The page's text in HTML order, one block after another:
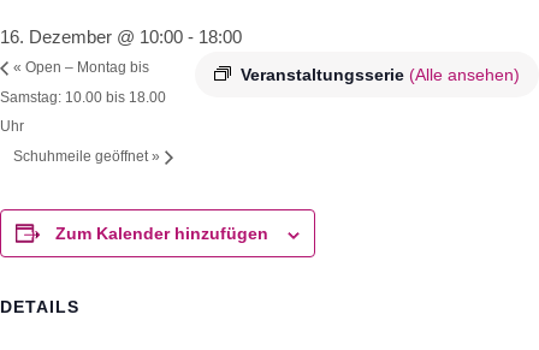
16. Dezember @ 10:00 - 18:00
Veranstaltungsserie (Alle ansehen)
« Open – Montag bis
Samstag: 10.00 bis 18.00
Uhr
Schuhmeile geöffnet»
Zum Kalender hinzufügen
DETAILS